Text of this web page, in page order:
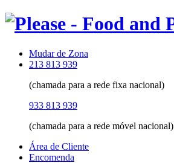
Mudar de Zona
213 813 939
(chamada para a rede fixa nacional)
933 813 939
(chamada para a rede móvel nacional)
Área de Cliente
Encomenda